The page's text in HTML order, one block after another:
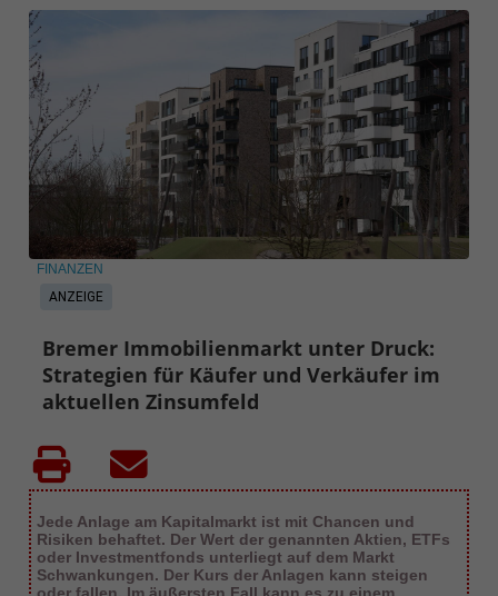
ANZEIGE
FINANZEN
Bremer Immobilienmarkt unter Druck:
Strategien für Käufer und Verkäufer im
aktuellen Zinsumfeld
Jede Anlage am Kapitalmarkt ist mit Chancen und
Risiken behaftet. Der Wert der genannten Aktien, ETFs
oder Investmentfonds unterliegt auf dem Markt
Schwankungen. Der Kurs der Anlagen kann steigen